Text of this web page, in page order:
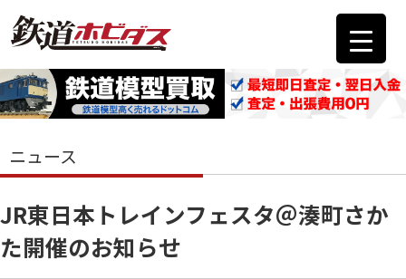
ニュース
JR東日本トレインフェスタ＠湊町さか
た開催のお知らせ